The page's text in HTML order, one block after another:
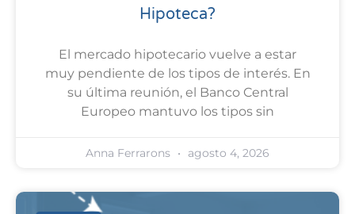
Hipoteca?
El mercado hipotecario vuelve a estar
muy pendiente de los tipos de interés. En
su última reunión, el Banco Central
Europeo mantuvo los tipos sin
Anna Ferrarons agosto 4, 2026